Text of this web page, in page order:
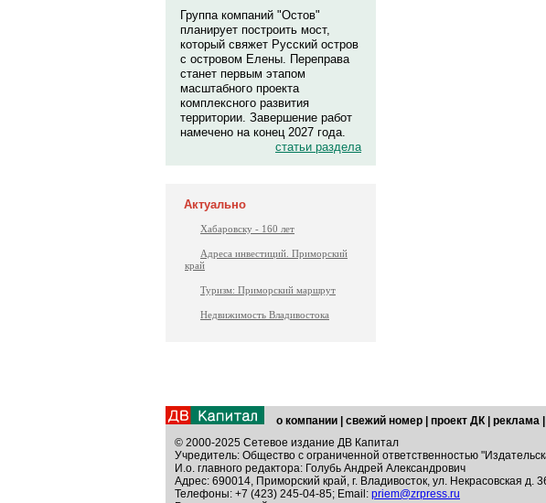
Группа компаний "Остов"
планирует построить мост,
который свяжет Русский остров
с островом Елены. Переправа
станет первым этапом
масштабного проекта
комплексного развития
территории. Завершение работ
намечено на конец 2027 года.
статьи раздела
Актуально
Хабаровску - 160 лет
Адреса инвестиций. Приморский
край
Туризм: Приморский маршрут
Недвижимость Владивостока
о компании свежий номер проект ДК реклама
© 2000-2025 Сетевое издание ДВ Капитал
Учредитель: Общество с ограниченной ответственностью
И.о. главного редактора: Голубь Андрей Александрович
Адрес: 690014, Приморский край, г. Владивосток, ул. Некрасовская д.
Телефоны: +7 (423) 245-04-85; Email: priem@zrpress.ru